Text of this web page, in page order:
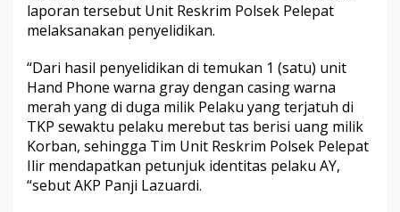
laporan tersebut Unit Reskrim Polsek Pelepat
melaksanakan penyelidikan.
“Dari hasil penyelidikan di temukan 1 (satu) unit
Hand Phone warna gray dengan casing warna
merah yang di duga milik Pelaku yang terjatuh di
TKP sewaktu pelaku merebut tas berisi uang milik
Korban, sehingga Tim Unit Reskrim Polsek Pelepat
Ilir mendapatkan petunjuk identitas pelaku AY,
“sebut AKP Panji Lazuardi.